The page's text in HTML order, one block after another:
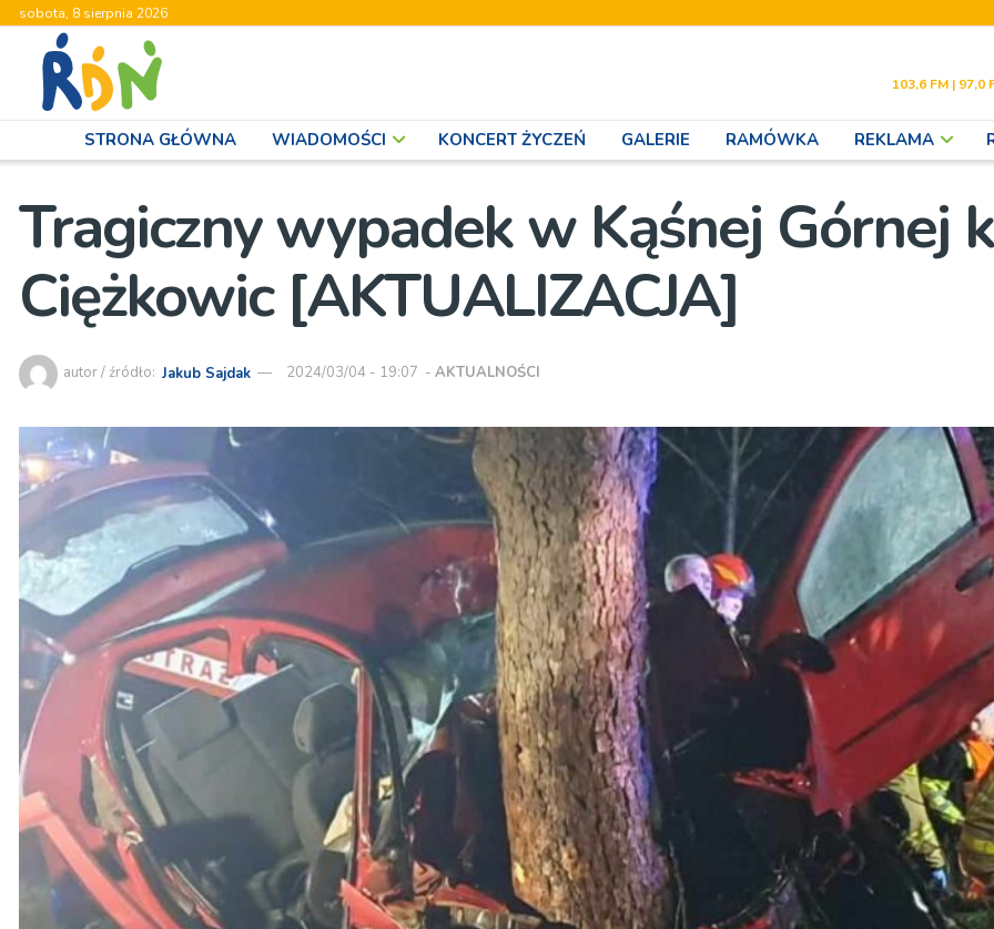
sobota, 8 sierpnia 2026
103,6 FM | 97,0
STRONA GŁÓWNA WIADOMOŚCI KONCERT ŻYCZEŃ GALERIE RAMÓWKA REKLAMA
Tragiczny wypadek w Kąśnej Górnej
Ciężkowic [AKTUALIZACJA]
autor / źródło: Jakub Sajdak 2024/03/04 - 19:07 - AKTUALNOŚCI